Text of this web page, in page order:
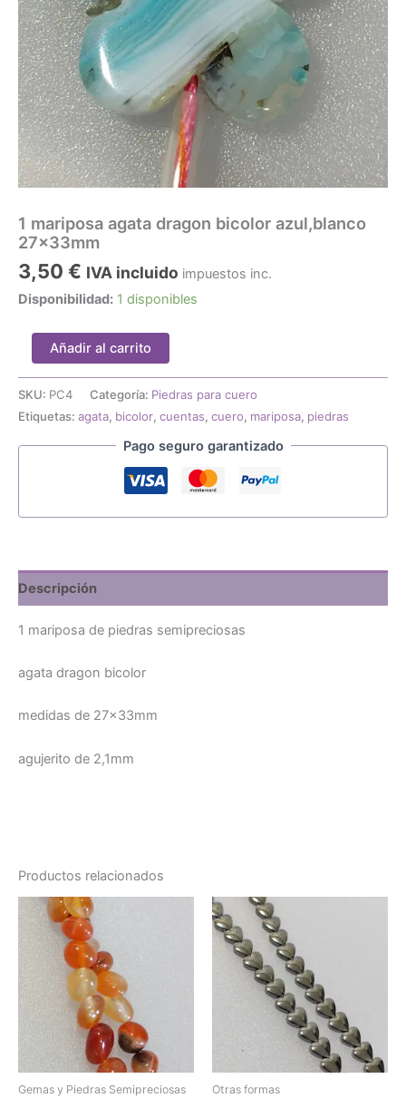
1 mariposa agata dragon bicolor azul,blanco
27x33mm
3,50 € IVA incluido impuestos inc.
Disponibilidad: 1 disponibles
mariposa
agata
dragon
bicolor
27x33mm
Añadir al carrito
SKU: PC4 Categoría: Piedras para cuero
Etiquetas: agata, bicolor, cuentas, cuero, mariposa, piedras
Pago seguro garantizado
Descripción
1 mariposa de piedras semipreciosas
agata dragon bicolor
medidas de 27x33mm
agujerito de 2,1mm
Productos relacionados
Gemas y Piedras Semipreciosas Otras formas